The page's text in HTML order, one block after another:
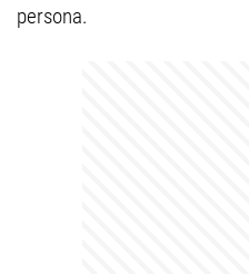
persona.